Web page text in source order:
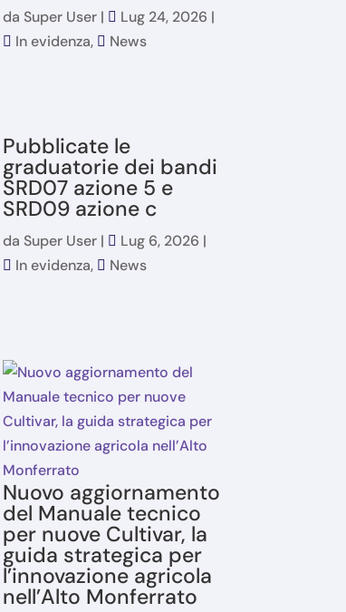
da Super User| Lug 24, 2026 |
In evidenza, News
Pubblicate le
graduatorie dei bandi
SRD07 azione 5 e
SRD09 azione c
da Super User| Lug 6, 2026 |
In evidenza, News
Nuovo aggiornamento
del Manuale tecnico
per nuove Cultivar, la
guida strategica per
l’innovazione agricola
nell’Alto Monferrato